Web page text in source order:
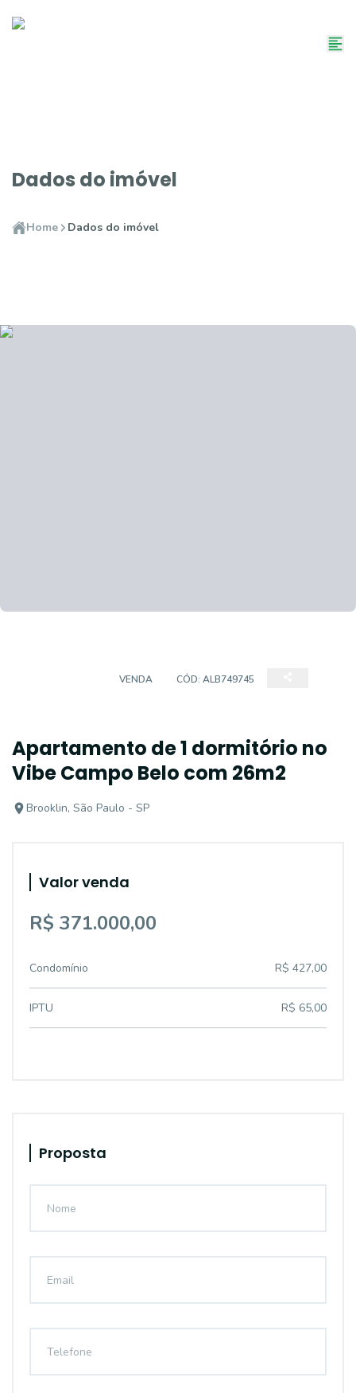
Dados do imóvel
Home Dados do imóvel
VENDA CÓD: ALB749745
Apartamento de 1 dormitório no
Vibe Campo Belo com 26m2
Brooklin, São Paulo - SP
Valor venda
R$ 371.000,00
Condomínio R$ 427,00
IPTU R$ 65,00
Proposta